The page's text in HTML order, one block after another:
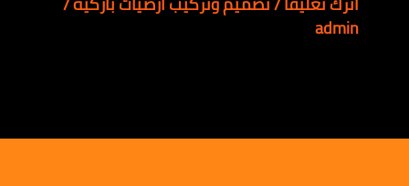
admin